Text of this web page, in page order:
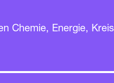
Chemie, Energie,